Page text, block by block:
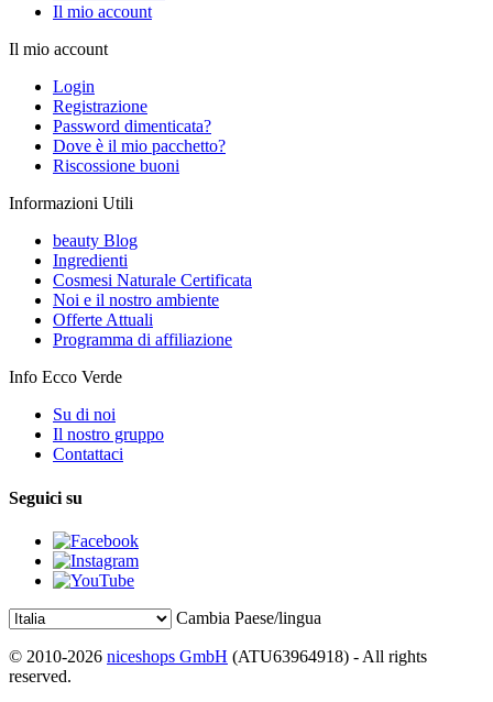
Il mio account
Il mio account
Login
Registrazione
Password dimenticata?
Dove è il mio pacchetto?
Riscossione buoni
Informazioni Utili
beauty Blog
Ingredienti
Cosmesi Naturale Certificata
Noi e il nostro ambiente
Offerte Attuali
Programma di affiliazione
Info Ecco Verde
Su di noi
Il nostro gruppo
Contattaci
Seguici su
Cambia Paese/lingua
© 2010-2026 niceshops GmbH (ATU63964918) - All rights
reserved.